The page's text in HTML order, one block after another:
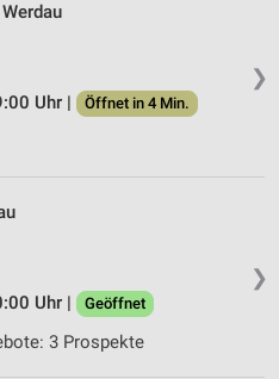
❯
Uhr |
Öffnet in 4 Min.
❯
Uhr |
Geöffnet
3 Prospekte